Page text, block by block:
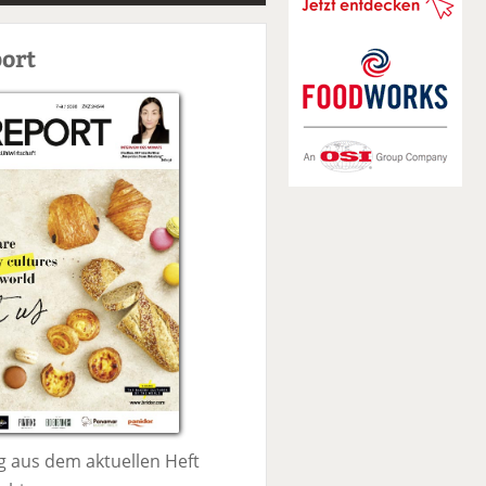
S
u
aus dem aktuellen Heft